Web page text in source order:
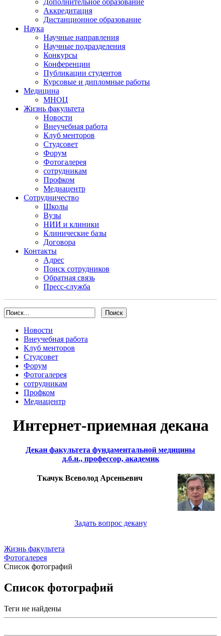
Дополнительное образование
Аккредитация
Дистанционное образование
Наука
Научные направления
Научные подразделения
Конкурсы
Конференции
Публикации студентов
Курсовые и дипломные работы
Медицина
МНОЦ
Жизнь факультета
Новости
Внеучебная работа
Клуб менторов
Студсовет
Форум
Фотогалерея
сотрудникам
Профком
Медиацентр
Сотрудничество
Школы
Вузы
НИИ и клиники
Клинические базы
Договора
Контакты
Адрес
Поиск сотрудников
Обратная связь
Пресс-служба
Новости
Внеучебная работа
Клуб менторов
Студсовет
Форум
Фотогалерея
сотрудникам
Профком
Медиацентр
Интернет-приемная декана
Декан факультета фундаментальной медицины
д.б.н., профессор, академик
Ткачук Всеволод Арсеньевич
Задать вопрос декану
Жизнь факультета
Фотогалерея
Список фотографий
Список фотографий
Теги не найдены